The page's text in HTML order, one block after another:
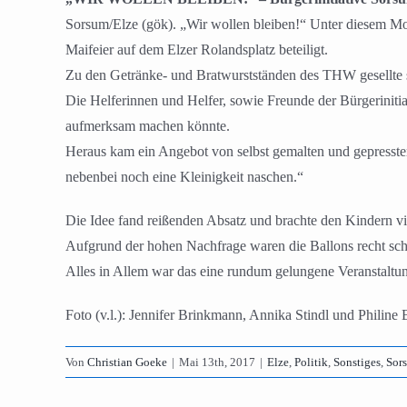
Sorsum/Elze (gök). „Wir wollen bleiben!“ Unter diesem
Maifeier auf dem Elzer Rolandsplatz beteiligt.
Zu den Getränke- und Bratwurstständen des THW
Die Helferinnen und Helfer, sowie Freunde der
aufmerksam machen könnte.
Heraus kam ein Angebot von selbst gemalten und
nebenbei noch eine Kleinigkeit naschen.“
Die Idee fand reißenden​ Absatz und brachte den Kindern
Aufgrund der hohen Nachfrage waren die Ballons recht
Alles in Allem war das eine rundum gelungene
Foto (v.l.): Jennifer Brinkmann, Annika Stindl und Philine
Von Christian Goeke | Mai 13th, 2017 | Elze, Politik, Sonstiges,